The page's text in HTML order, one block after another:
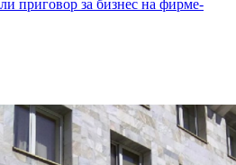
приговор за бизнес на фирме-